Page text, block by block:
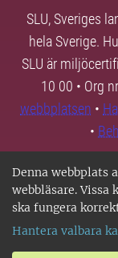
Denna webbplats
webbläsare. Vissa
ska fungera
Hantera valbara
SLU, Sveriges
hela Sverige.
SLU är
10 00 • Org
webbplatsen •
•